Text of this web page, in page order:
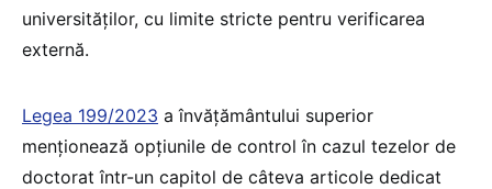
universităților, cu limite stricte pentru verificarea
externă.
Legea 199/2023 a învățământului superior
menționează opțiunile de control în cazul tezelor de
doctorat într-un capitol de câteva articole dedicat